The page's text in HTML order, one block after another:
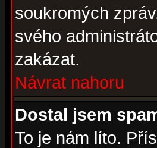
soukromých
svého
zakázat.
Návrat nahoru
Dostal jsem
To je nám líto.